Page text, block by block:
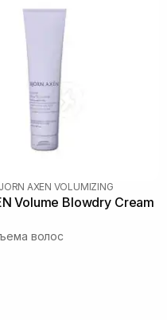
AXEN VOLUMIZING
Volume Blowdry Cream
волос